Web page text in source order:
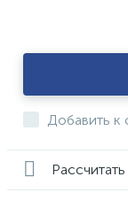
Добавить к